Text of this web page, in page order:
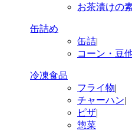
お茶漬けの
缶詰め
缶詰|
コーン・豆
冷凍食品
フライ物|
チャーハン|
ピザ|
惣菜